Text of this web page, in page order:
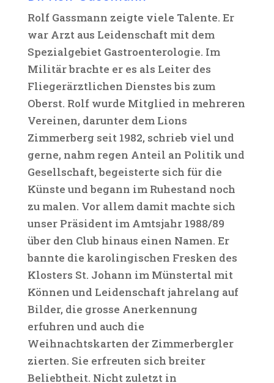
Rolf Gassmann zeigte viele Talente. Er
war Arzt aus Leidenschaft mit dem
Spezialgebiet Gastroenterologie. Im
Militär brachte er es als Leiter des
Fliegerärztlichen Dienstes bis zum
Oberst. Rolf wurde Mitglied in mehreren
Vereinen, darunter dem Lions
Zimmerberg seit 1982, schrieb viel und
gerne, nahm regen Anteil an Politik und
Gesellschaft, begeisterte sich für die
Künste und begann im Ruhestand noch
zu malen. Vor allem damit machte sich
unser Präsident im Amtsjahr 1988/89
über den Club hinaus einen Namen. Er
bannte die karolingischen Fresken des
Klosters St. Johann im Münstertal mit
Können und Leidenschaft jahrelang auf
Bilder, die grosse Anerkennung
erfuhren und auch die
Weihnachtskarten der Zimmerbergler
zierten. Sie erfreuten sich breiter
Beliebtheit. Nicht zuletzt in